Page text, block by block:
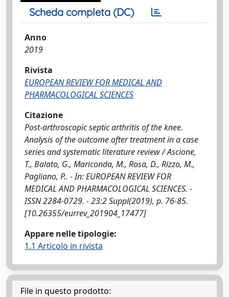
Scheda completa (DC)
Anno
2019
Rivista
EUROPEAN REVIEW FOR MEDICAL AND
PHARMACOLOGICAL SCIENCES
Citazione
Post-arthroscopic septic arthritis of the knee.
Analysis of the outcome after treatment in a case
series and systematic literature review / Ascione,
T., Balato, G., Mariconda, M., Rosa, D., Rizzo, M.,
Pagliano, P.. - In: EUROPEAN REVIEW FOR
MEDICAL AND PHARMACOLOGICAL SCIENCES. -
ISSN 2284-0729. - 23:2 Suppl(2019), p. 76-85.
[10.26355/eurrev_201904_17477]
Appare nelle tipologie:
1.1 Articolo in rivista
File in questo prodotto: